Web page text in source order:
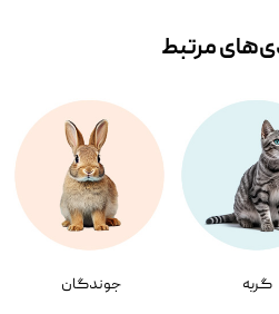
گربه جوندگان
مرتبط